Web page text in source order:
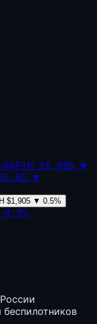
%ETH $1,905 ▼
▼
$1,905 ▼ 0.5%
0.7%
беспилотников